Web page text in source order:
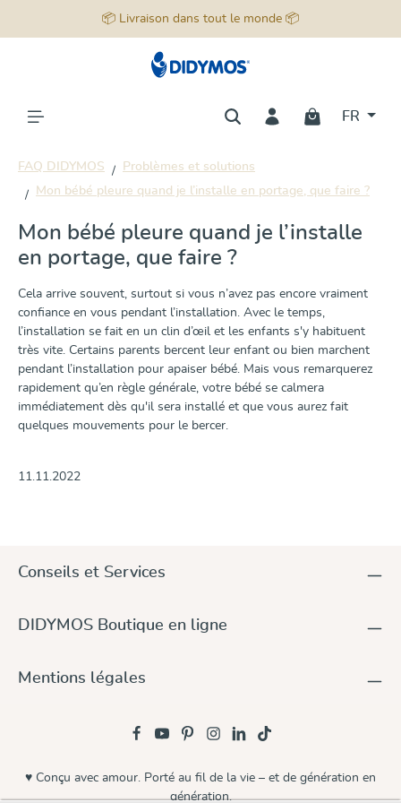
📦 Livraison dans tout le monde 📦
FR
FAQ DIDYMOS
Problèmes et solutions
Mon bébé pleure quand je l’installe en portage, que faire ?
Mon bébé pleure quand je l’installe
en portage, que faire ?
Cela arrive souvent, surtout si vous n’avez pas encore vraiment
confiance en vous pendant l’installation. Avec le temps,
l’installation se fait en un clin d’œil et les enfants s'y habituent
très vite. Certains parents bercent leur enfant ou bien marchent
pendant l’installation pour apaiser bébé. Mais vous remarquerez
rapidement qu’en règle générale, votre bébé se calmera
immédiatement dès qu'il sera installé et que vous aurez fait
quelques mouvements pour le bercer.
11.11.2022
Conseils et Services
DIDYMOS Boutique en ligne
Mentions légales
♥ Conçu avec amour. Porté au fil de la vie – et de génération en
génération.